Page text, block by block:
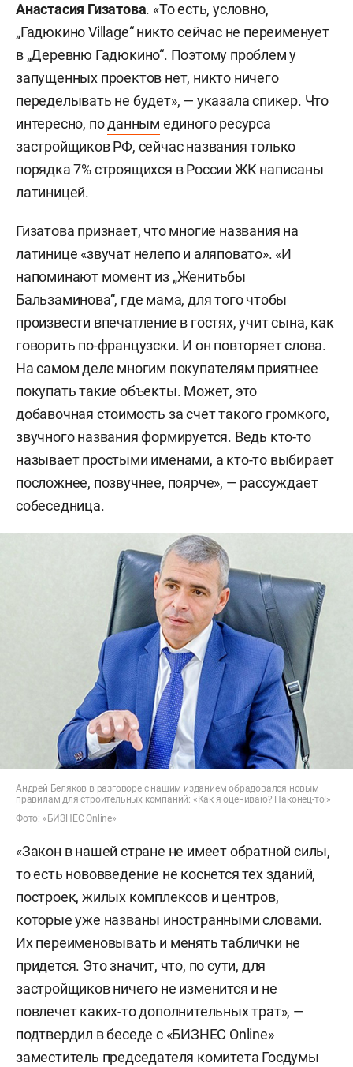
Анастасия Гизатова. «То есть, условно,
„Гадюкино Village“ никто сейчас не переименует
в „Деревню Гадюкино“. Поэтому проблем у
запущенных проектов нет, никто ничего
переделывать не будет», — указала спикер. Что
интересно, поданным единого ресурса
застройщиков РФ, сейчас названия только
порядка 7% строящихся в России ЖК написаны
латиницей.
Гизатова признает, что многие названия на
латинице «звучат нелепо и аляповато». «И
напоминают момент из „Женитьбы
Бальзаминова“, где мама, для того чтобы
произвести впечатление в гостях, учит сына, как
говорить по-французски. И он повторяет слова.
На самом деле многим покупателям приятнее
покупать такие объекты. Может, это
добавочная стоимость за счет такого громкого,
звучного названия формируется. Ведь кто-то
называет простыми именами, а кто-то выбирает
посложнее, позвучнее, поярче», — рассуждает
собеседница.
Андрей Беляков в разговоре с нашим изданием обрадовался новым
правилам для строительных компаний: «Как я оцениваю? Наконец-то!»
Фото: «БИЗНЕС Online»
«Закон в нашей стране не имеет обратной силы,
то есть нововведение не коснется тех зданий,
построек, жилых комплексов и центров,
которые уже названы иностранными словами.
Их переименовывать и менять таблички не
придется. Это значит, что, по сути, для
застройщиков ничего не изменится и не
повлечет каких-то дополнительных трат», —
подтвердил в беседе с «БИЗНЕС Online»
заместитель председателя комитета Госдумы